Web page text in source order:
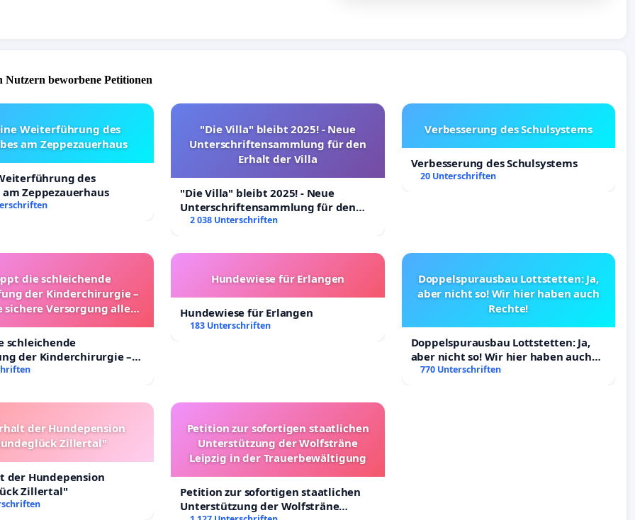
Nutzern beworbene Petitionen
Weiterführung des
am Zeppezauerhaus
des
Zeppezauerhaus
"Die Villa" bleibt 2025! - Neue
Unterschriftensammlung für den
Erhalt der Villa
"Die Villa" bleibt 2025! - Neue
Unterschriftensammlung für den
Erhalt der Villa
2 038 Unterschriften
Verbesserung des Schulsystems
Verbesserung des Schulsystems
20 Unterschriften
die schleichende
der Kinderchirurgie –
sichere Versorgung aller
schleichende
der Kinderchirurgie –
Versorgung aller
Hundewiese für Erlangen
Hundewiese für Erlangen
183 Unterschriften
Doppelspurausbau Lottstetten: Ja,
aber nicht so! Wir hier haben auch
Rechte!
Doppelspurausbau Lottstetten: Ja,
aber nicht so! Wir hier haben auch
Rechte!
770 Unterschriften
der Hundepension
Zillertal"
der Hundepension
Zillertal"
Petition zur sofortigen staatlichen
Unterstützung der Wolfsträne
Leipzig in der Trauerbewältigung
Petition zur sofortigen staatlichen
Unterstützung der Wolfsträne